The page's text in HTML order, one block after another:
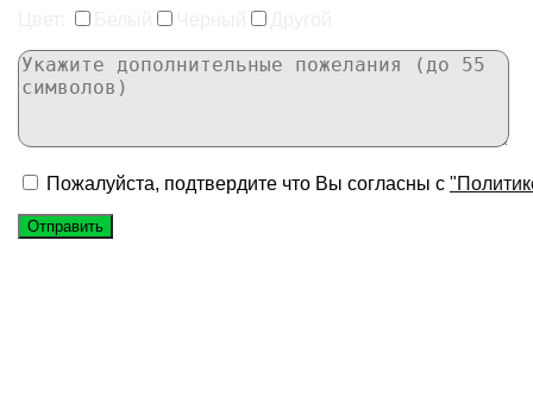
Пожалуйста, подтвердите что Вы согласны с